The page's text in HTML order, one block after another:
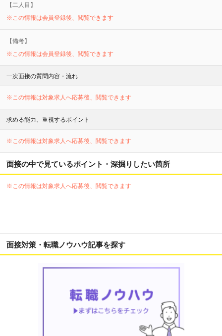
【二人目】
※この情報は会員登録後、閲覧できます
【備考】
※この情報は会員登録後、閲覧できます
一次面接の質問内容・流れ
※この情報は対象求人へ応募後、閲覧できます
求める能力、重視するポイント
※この情報は対象求人へ応募後、閲覧できます
面接の中で見ているポイント・深掘りしたい箇所
※この情報は対象求人へ応募後、閲覧できます
面接対策・転職ノウハウ記事を探す